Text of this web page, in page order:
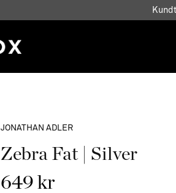
JONATHAN ADLER
Zebra Fat | Silver
649 kr